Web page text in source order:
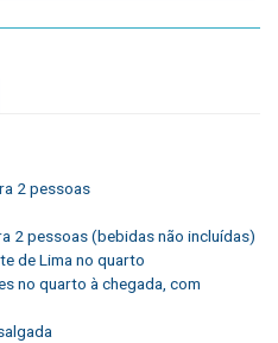
2 pessoas
2 pessoas (bebidas não incluídas)
de Lima no quarto
no quarto à chegada, com